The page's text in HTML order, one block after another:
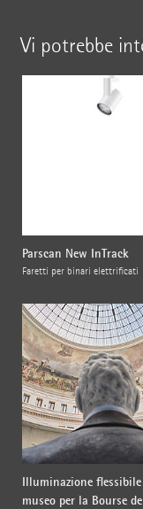
Vi potrebbe
Parscan New InTrack
Faretti per binari elettrificati
Illuminazione flessibile
museo per la Bourse de